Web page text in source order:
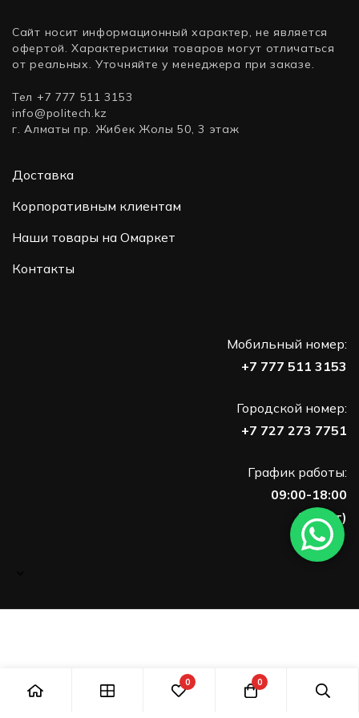
Сайт носит информационный характер, не является
офертой. Характеристики товаров могут отличаться
от реальных. Уточняйте у менеджера при заказе.
Тел +7 777 511 3153
info@politech.kz
г. Алматы пр. Жибек Жолы 50, 3 этаж
Доставка
Корпоративным клиентам
Наши товары на Омаркет
Контакты
Мобильный номер:
+7 777 511 3153
Городской номер:
+7 727 273 7751
График работы:
09:00-18:00
(Пн-Пт)
0 0